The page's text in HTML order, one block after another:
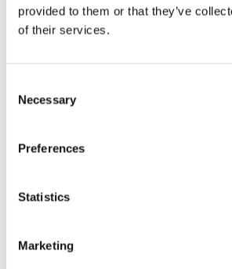
provided to them or that they’ve
of their services.
Selection
Necessary
Preferences
Statistics
Marketing
Storaffären:
Propulsion